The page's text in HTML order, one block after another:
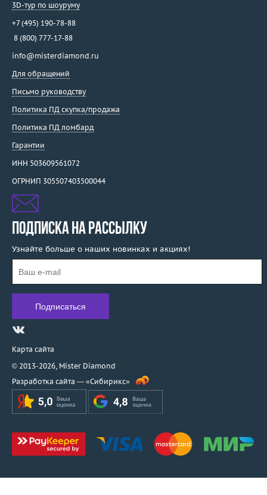
3D-тур по шоуруму
+7 (495) 190-78-88
8 (800) 777-17-88
info@misterdiamond.ru
Для обращений
Письмо руководству
Политика ПД скупка/продажа
Политика ПД ломбард
Гарантии
ИНН 503609561072
ОГРНИП 305507403500044
ПОДПИСКА НА РАССЫЛКУ
Узнайте больше о наших новинках и акциях!
Карта сайта
© 2013-2026, Mister Diamond
Разработка сайта — «Сибирикс»